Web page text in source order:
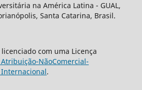
na América Latina - GUAL,
Santa Catarina, Brasil.
com uma Licença
NãoComercial-
Internacional.